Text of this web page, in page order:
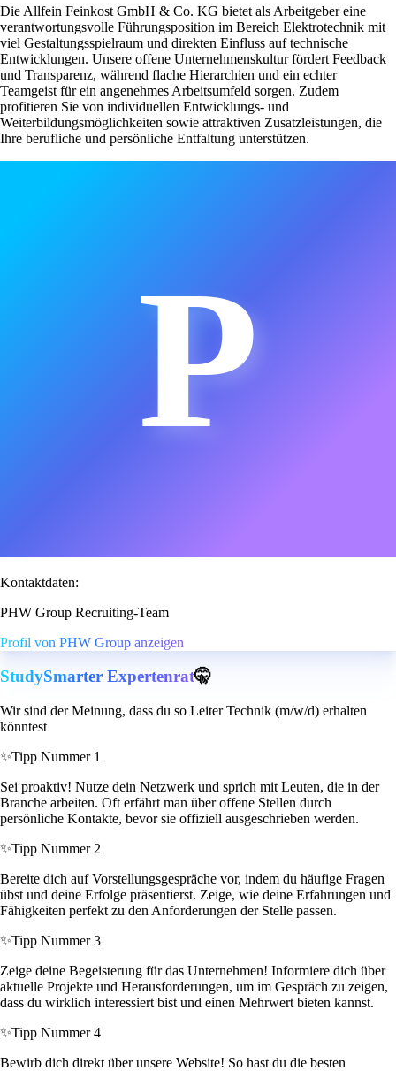
Die Allfein Feinkost GmbH & Co. KG bietet als Arbeitgeber eine
verantwortungsvolle Führungsposition im Bereich Elektrotechnik mit
viel Gestaltungsspielraum und direkten Einfluss auf technische
Entwicklungen. Unsere offene Unternehmenskultur fördert Feedback
und Transparenz, während flache Hierarchien und ein echter
Teamgeist für ein angenehmes Arbeitsumfeld sorgen. Zudem
profitieren Sie von individuellen Entwicklungs- und
Weiterbildungsmöglichkeiten sowie attraktiven Zusatzleistungen, die
Ihre berufliche und persönliche Entfaltung unterstützen.
P
Kontaktdaten:
PHW Group Recruiting-Team
Profil von PHW Group anzeigen
StudySmarter Expertenrat🤫
Wir sind der Meinung, dass du so Leiter Technik (m/w/d) erhalten
könntest
✨Tipp Nummer 1
Sei proaktiv! Nutze dein Netzwerk und sprich mit Leuten, die in der
Branche arbeiten. Oft erfährt man über offene Stellen durch
persönliche Kontakte, bevor sie offiziell ausgeschrieben werden.
✨Tipp Nummer 2
Bereite dich auf Vorstellungsgespräche vor, indem du häufige Fragen
übst und deine Erfolge präsentierst. Zeige, wie deine Erfahrungen und
Fähigkeiten perfekt zu den Anforderungen der Stelle passen.
✨Tipp Nummer 3
Zeige deine Begeisterung für das Unternehmen! Informiere dich über
aktuelle Projekte und Herausforderungen, um im Gespräch zu zeigen,
dass du wirklich interessiert bist und einen Mehrwert bieten kannst.
✨Tipp Nummer 4
Bewirb dich direkt über unsere Website! So hast du die besten